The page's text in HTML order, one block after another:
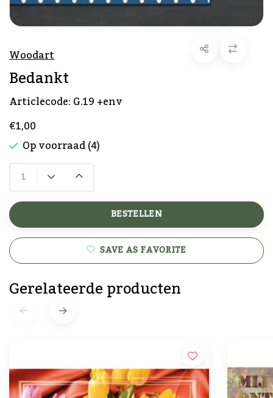
Woodart
Bedankt
Articlecode:G.19 +env
€1,00
Op voorraad (4)
BESTELLEN
SAVE AS FAVORITE
Gerelateerde producten